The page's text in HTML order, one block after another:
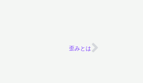
歪みとは Next